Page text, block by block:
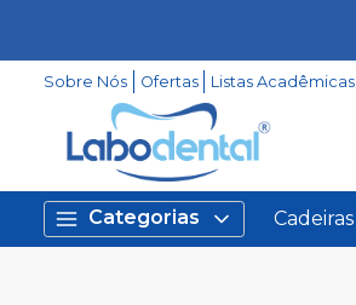
Sobre Nós Ofertas Listas Acadêmicas
Categorias Cadeiras